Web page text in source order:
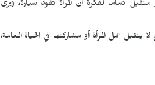
تماماً لفكرة أن المرأة تقود سيارة، ويرى
عمل المرأة أو مشاركتها في الحياة العامة،